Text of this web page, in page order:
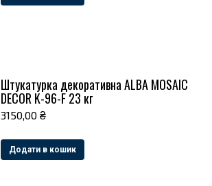
Штукатурка декоративна ALBA MOSAIC
DECOR K-96-F 23 кг
3150,00 ₴
Додати в кошик